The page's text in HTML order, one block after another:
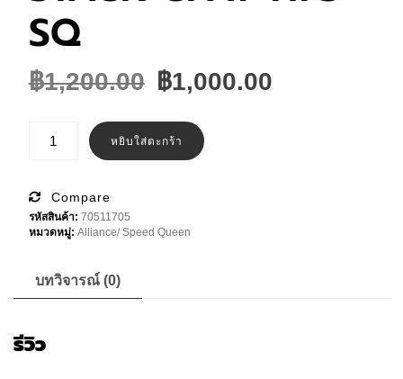
SQ
฿1,200.00 Original
was:
฿1,200.00.
฿1,000.00
70511705
STACK
CPAY
H7S
SQ
หยิบใส่ตะกร้า
Compare
รหัสสินค้า: 70511705
หมวดหมู่: Alliance/ Speed Queen
บทวิจารณ์ (0)
รีวิว